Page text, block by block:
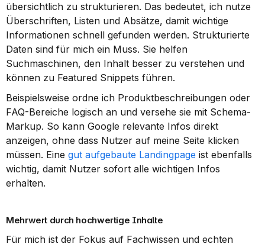
übersichtlich zu strukturieren. Das bedeutet, ich nutze
Überschriften, Listen und Absätze, damit wichtige
Informationen schnell gefunden werden. Strukturierte
Daten sind für mich ein Muss. Sie helfen
Suchmaschinen, den Inhalt besser zu verstehen und
können zu Featured Snippets führen.
Beispielsweise ordne ich Produktbeschreibungen oder
FAQ-Bereiche logisch an und versehe sie mit Schema-
Markup. So kann Google relevante Infos direkt
anzeigen, ohne dass Nutzer auf meine Seite klicken
müssen. Eine gut aufgebaute Landingpage ist ebenfalls
wichtig, damit Nutzer sofort alle wichtigen Infos
erhalten.
Mehrwert durch hochwertige Inhalte
Für mich ist der Fokus auf Fachwissen und echten